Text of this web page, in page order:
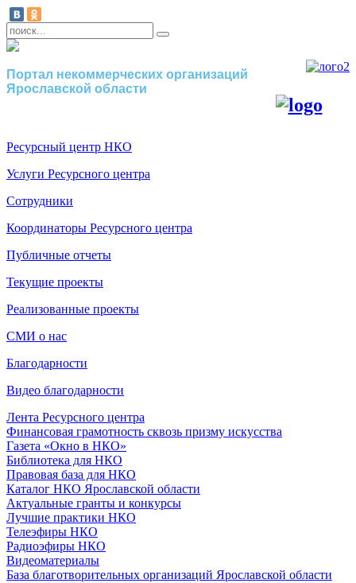
Портал некоммерческих организаций
Ярославской области
Ресурсный центр НКО
Услуги Ресурсного центра
Сотрудники
Координаторы Ресурсного центра
Публичные отчеты
Текущие проекты
Реализованные проекты
СМИ о нас
Благодарности
Видео благодарности
Лента Ресурсного центра
Финансовая грамотность сквозь призму искусства
Газета «Окно в НКО»
Библиотека для НКО
Правовая база для НКО
Каталог НКО Ярославской области
Актуальные гранты и конкурсы
Лучшие практики НКО
Телеэфиры НКО
Радиоэфиры НКО
Видеоматериалы
База благотворительных организаций Ярославской области